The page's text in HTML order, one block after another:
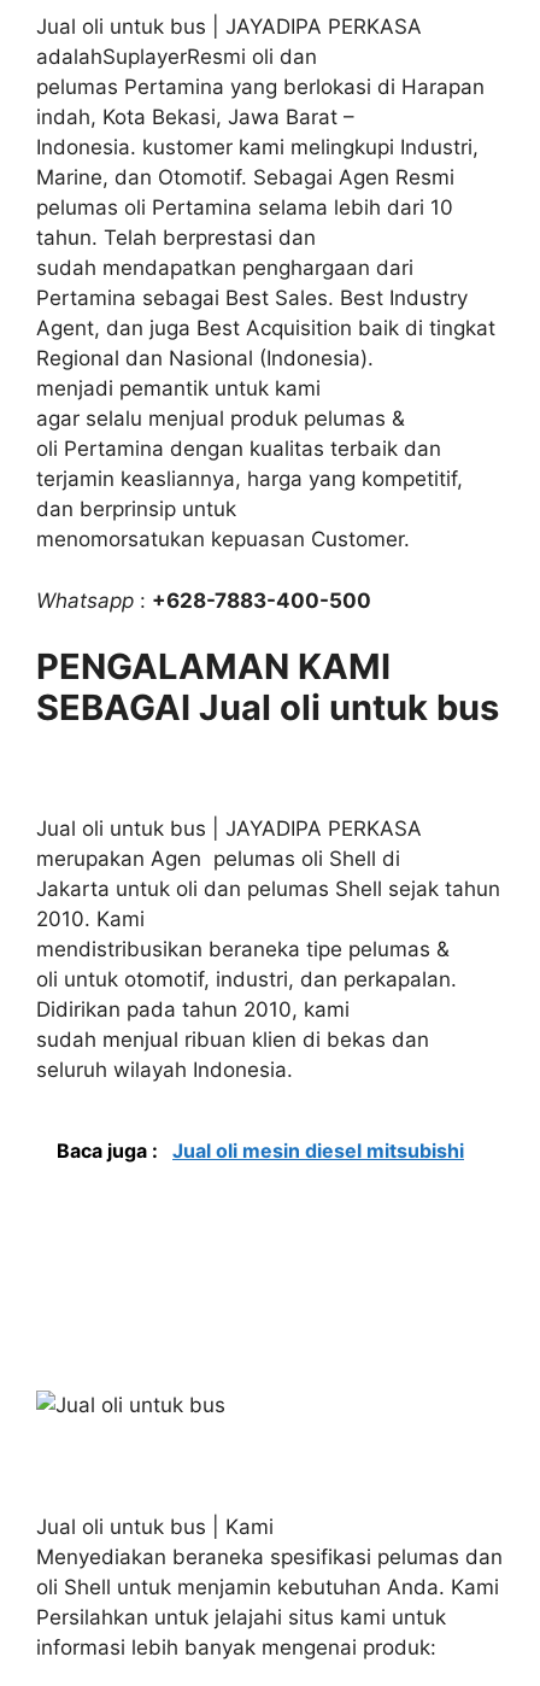
Jual oli untuk bus | JAYADIPA PERKASA
adalahSuplayerResmi oli dan
pelumas Pertamina yang berlokasi di Harapan
indah, Kota Bekasi, Jawa Barat –
Indonesia. kustomer kami melingkupi Industri,
Marine, dan Otomotif. Sebagai Agen Resmi
pelumas oli Pertamina selama lebih dari 10
tahun. Telah berprestasi dan
sudah mendapatkan penghargaan dari
Pertamina sebagai Best Sales. Best Industry
Agent, dan juga Best Acquisition baik di tingkat
Regional dan Nasional (Indonesia).
menjadi pemantik untuk kami
agar selalu menjual produk pelumas &
oli Pertamina dengan kualitas terbaik dan
terjamin keasliannya, harga yang kompetitif,
dan berprinsip untuk
menomorsatukan kepuasan Customer.
Whatsapp : +628-7883-400-500
PENGALAMAN KAMI
SEBAGAI Jual oli untuk bus
Jual oli untuk bus | JAYADIPA PERKASA
merupakan Agen pelumas oli Shell di
Jakarta untuk oli dan pelumas Shell sejak tahun
2010. Kami
mendistribusikan beraneka tipe pelumas &
oli untuk otomotif, industri, dan perkapalan.
Didirikan pada tahun 2010, kami
sudah menjual ribuan klien di bekas dan
seluruh wilayah Indonesia.
Baca juga : Jual oli mesin diesel mitsubishi
Jual oli untuk bus | Kami
Menyediakan beraneka spesifikasi pelumas dan
oli Shell untuk menjamin kebutuhan Anda. Kami
Persilahkan untuk jelajahi situs kami untuk
informasi lebih banyak mengenai produk: